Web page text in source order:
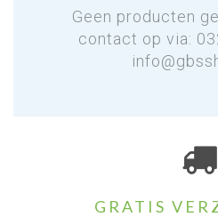
Geen producten
contact op via:
GRATIS